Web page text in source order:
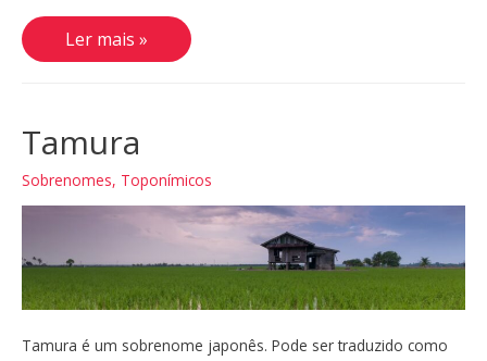
Breda
Ler mais »
Tamura
Sobrenomes, Toponímicos
Tamura é um sobrenome japonês. Pode ser traduzido como